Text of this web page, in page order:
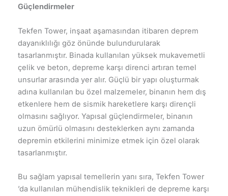
Güçlendirmeler
Tekfen Tower, inşaat aşamasından itibaren deprem
dayanıklılığı göz önünde bulundurularak
tasarlanmıştır. Binada kullanılan yüksek mukavemetli
çelik ve beton, depreme karşı direnci artıran temel
unsurlar arasında yer alır. Güçlü bir yapı oluşturmak
adına kullanılan bu özel malzemeler, binanın hem dış
etkenlere hem de sismik hareketlere karşı dirençli
olmasını sağlıyor. Yapısal güçlendirmeler, binanın
uzun ömürlü olmasını desteklerken aynı zamanda
depremin etkilerini minimize etmek için özel olarak
tasarlanmıştır.
Bu sağlam yapısal temellerin yanı sıra, Tekfen Tower
’da kullanılan mühendislik teknikleri de depreme karşı